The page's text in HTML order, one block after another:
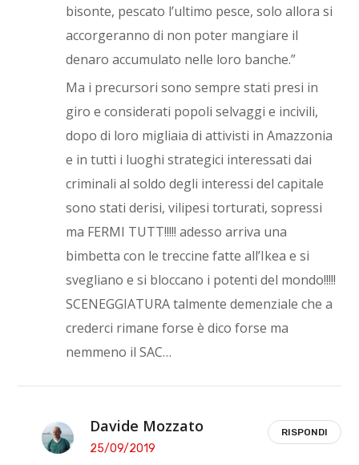
bisonte, pescato l’ultimo pesce, solo allora si
accorgeranno di non poter mangiare il
denaro accumulato nelle loro banche.”
Ma i precursori sono sempre stati presi in
giro e considerati popoli selvaggi e incivili,
dopo di loro migliaia di attivisti in Amazzonia
e in tutti i luoghi strategici interessati dai
criminali al soldo degli interessi del capitale
sono stati derisi, vilipesi torturati, sopressi
ma FERMI TUTT!!!!! adesso arriva una
bimbetta con le treccine fatte all’Ikea e si
svegliano e si bloccano i potenti del mondo!!!!!
SCENEGGIATURA talmente demenziale che a
crederci rimane forse è dico forse ma
nemmeno il SAC…
Davide Mozzato
25/09/2019
RISPONDI